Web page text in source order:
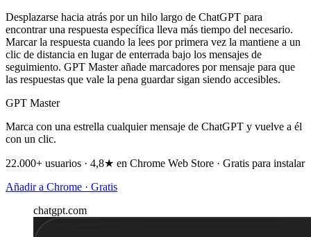
Desplazarse hacia atrás por un hilo largo de ChatGPT para
encontrar una respuesta específica lleva más tiempo del necesario.
Marcar la respuesta cuando la lees por primera vez la mantiene a un
clic de distancia en lugar de enterrada bajo los mensajes de
seguimiento. GPT Master añade marcadores por mensaje para que
las respuestas que vale la pena guardar sigan siendo accesibles.
GPT Master
Marca con una estrella cualquier mensaje de ChatGPT y vuelve a él
con un clic.
22.000+ usuarios · 4,8★ en Chrome Web Store · Gratis para instalar
Añadir a Chrome · Gratis
chatgpt.com